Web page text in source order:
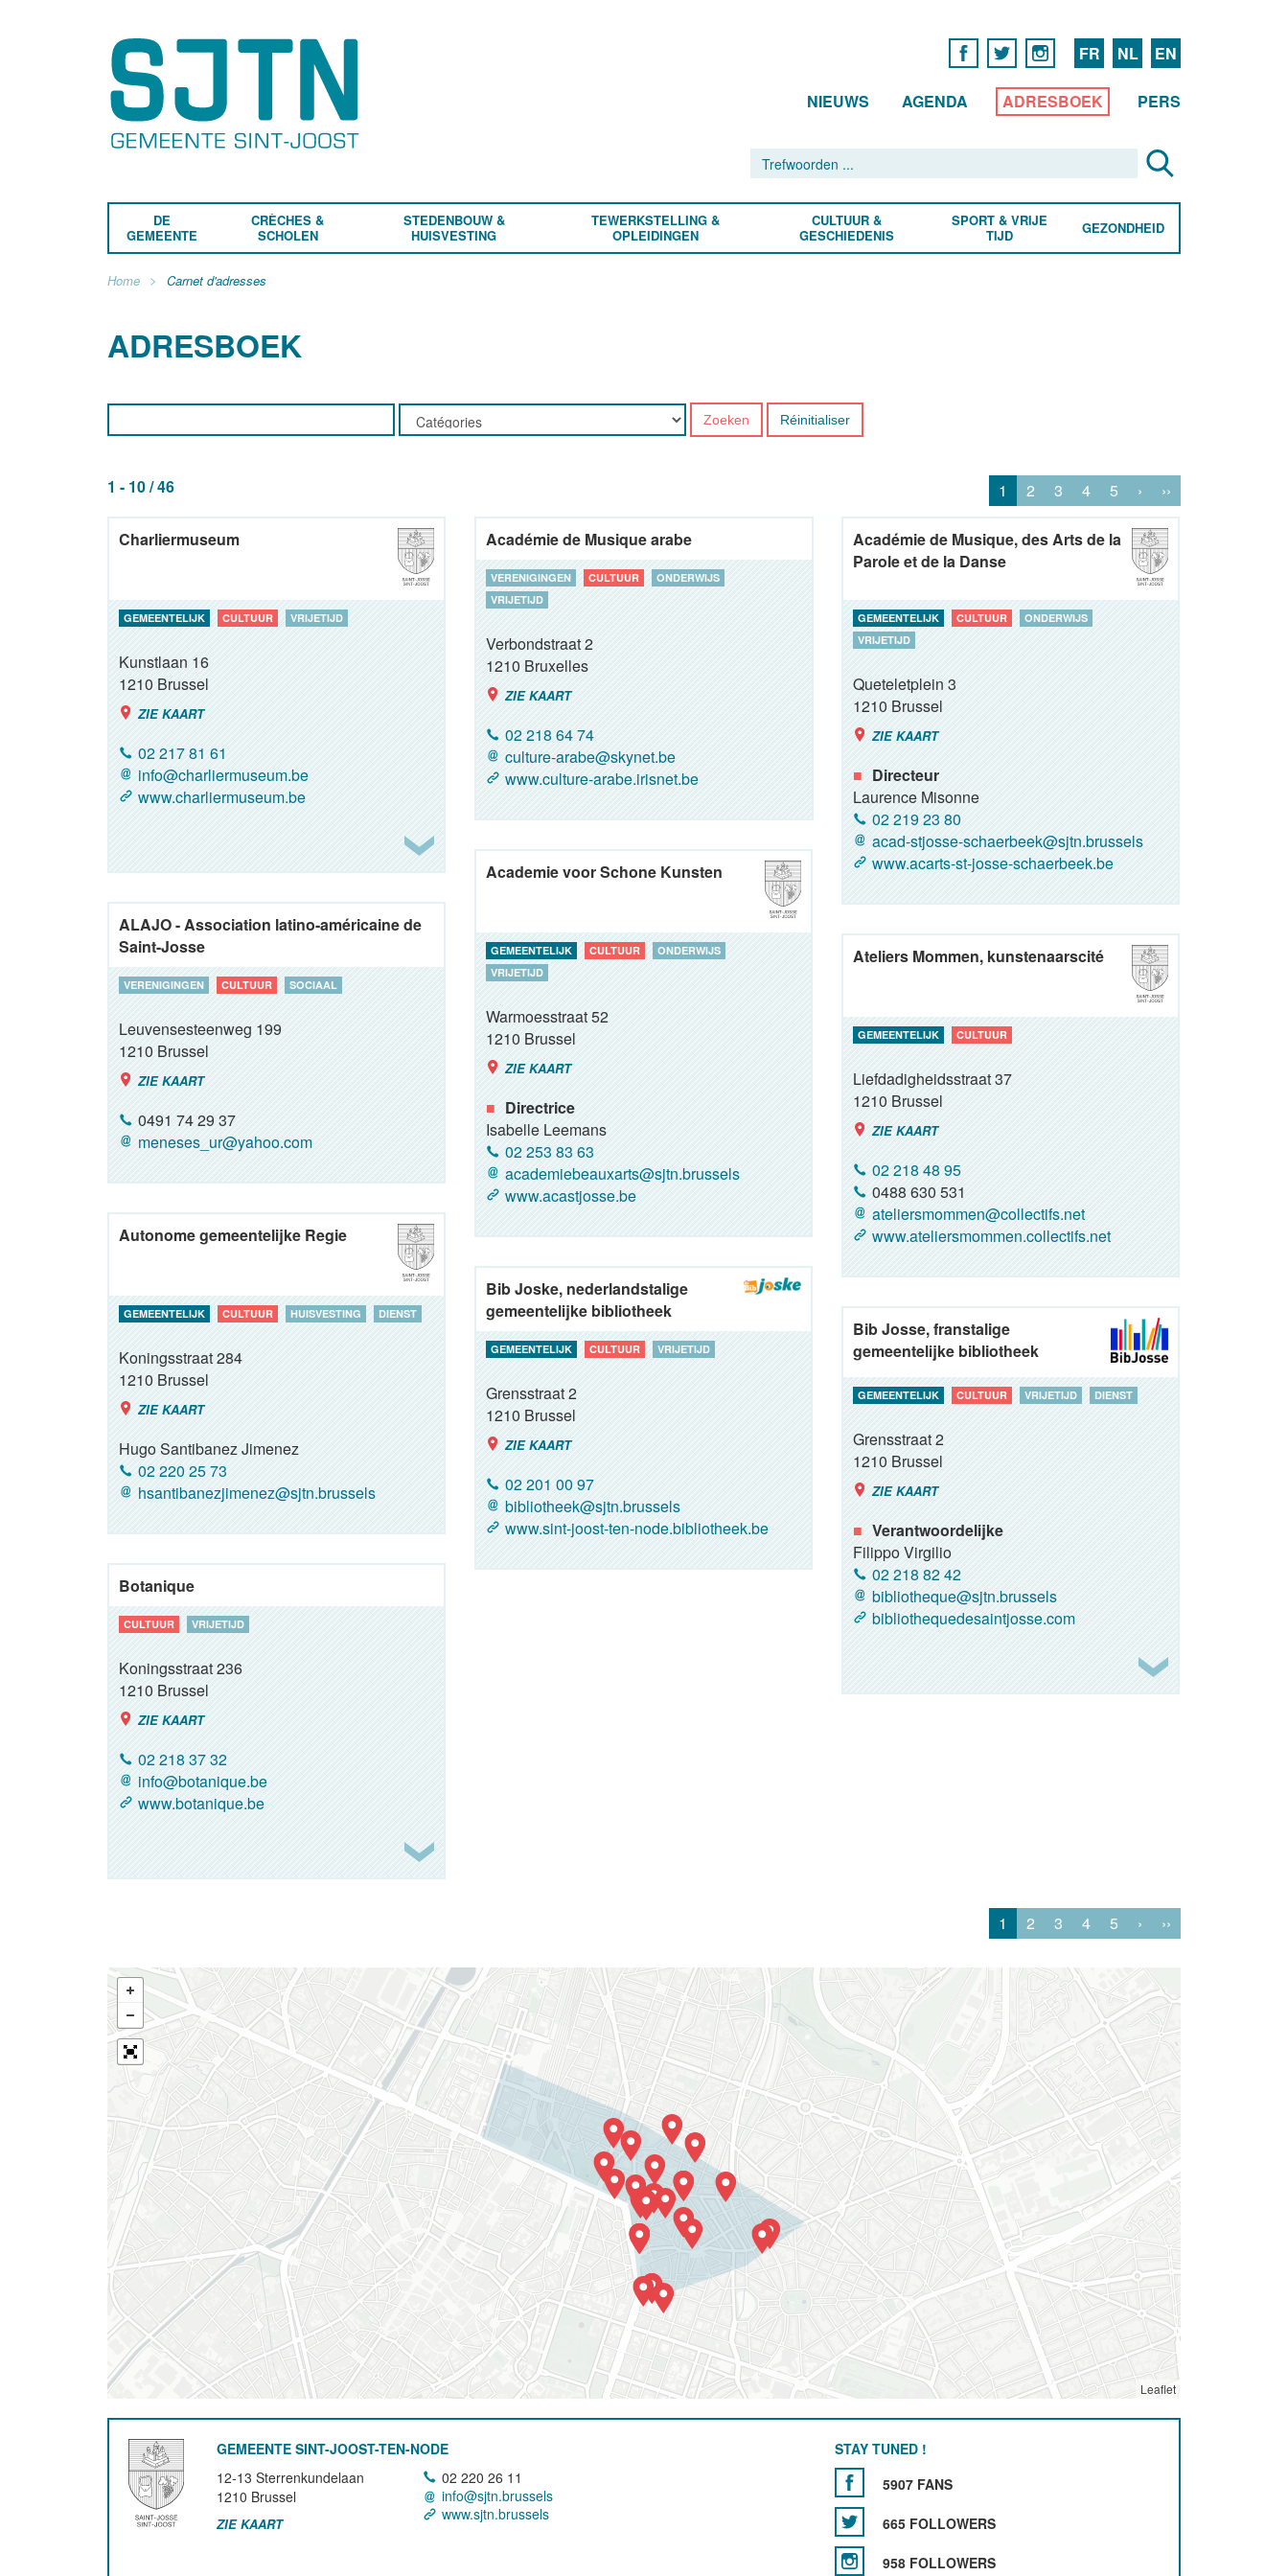
FR NL EN
NIEUWS AGENDA ADRESBOEK PERS
DE
GEMEENTE
CRÈCHES &
SCHOLEN
STEDENBOUW &
HUISVESTING
TEWERKSTELLING &
OPLEIDINGEN
CULTUUR &
GESCHIEDENIS
SPORT & VRIJE
TIJD
GEZONDHEID
Home Carnet d'adresses
ADRESBOEK
Zoeken Réinitialiser
1 - 10 / 46 1 2 3 4 5 › ››
Charliermuseum
GEMEENTELIJK CULTUUR VRIJETIJD
Kunstlaan 16
1210Brussel
ZIE KAART
02 217 81 61
info@charliermuseum.be
www.charliermuseum.be
Académie de Musique arabe
VERENIGINGEN CULTUUR
ONDERWIJS
VRIJETIJD
Verbondstraat 2
1210Bruxelles
ZIE KAART
02 218 64 74
culture-arabe@skynet.be
www.culture-arabe.irisnet.be
Académie de Musique, des Arts de la
Parole et de la Danse
GEMEENTELIJK CULTUUR
ONDERWIJS
VRIJETIJD
Queteletplein 3
1210Brussel
ZIE KAART
Directeur
Laurence Misonne
02 219 23 80
acad-stjosse-schaerbeek@sjtn.brussels
www.acarts-st-josse-schaerbeek.be
Academie voor Schone Kunsten
GEMEENTELIJK CULTUUR
ONDERWIJS
VRIJETIJD
Warmoesstraat 52
1210Brussel
ZIE KAART
Directrice
Isabelle Leemans
02 253 83 63
academiebeauxarts@sjtn.brussels
www.acastjosse.be
ALAJO - Association latino-américaine de
Saint-Josse
VERENIGINGEN CULTUUR SOCIAAL
Leuvensesteenweg 199
1210Brussel
ZIE KAART
0491 74 29 37
meneses_ur@yahoo.com
Ateliers Mommen, kunstenaarscité
GEMEENTELIJK CULTUUR
Liefdadigheidsstraat 37
1210Brussel
ZIE KAART
02 218 48 95
0488 630 531
ateliersmommen@collectifs.net
www.ateliersmommen.collectifs.net
Autonome gemeentelijke Regie
GEMEENTELIJK CULTUUR HUISVESTING DIENST
Koningsstraat 284
1210Brussel
ZIE KAART
Hugo Santibanez Jimenez
02 220 25 73
hsantibanezjimenez@sjtn.brussels
Bib Joske, nederlandstalige
gemeentelijke bibliotheek
GEMEENTELIJK CULTUUR VRIJETIJD
Grensstraat 2
1210Brussel
ZIE KAART
02 201 00 97
bibliotheek@sjtn.brussels
www.sint-joost-ten-node.bibliotheek.be
Bib Josse, franstalige
gemeentelijke bibliotheek
GEMEENTELIJK CULTUUR VRIJETIJD DIENST
Grensstraat 2
1210Brussel
ZIE KAART
Verantwoordelijke
Filippo Virgilio
02 218 82 42
bibliotheque@sjtn.brussels
bibliothequedesaintjosse.com
Botanique
CULTUUR VRIJETIJD
Koningsstraat 236
1210Brussel
ZIE KAART
02 218 37 32
info@botanique.be
www.botanique.be
1 2 3 4 5 › ››
Leaflet
GEMEENTE SINT-JOOST-TEN-NODE
12-13 Sterrenkundelaan
1210 Brussel
ZIE KAART
02 220 26 11
info@sjtn.brussels
www.sjtn.brussels
STAY TUNED !
5907 FANS
665 FOLLOWERS
958 FOLLOWERS